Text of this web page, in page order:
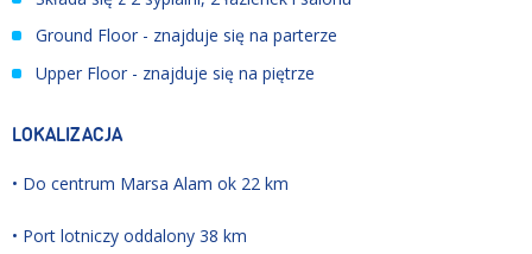
Ground Floor - znajduje się na parterze
Upper Floor - znajduje się na piętrze
LOKALIZACJA
• Do centrum Marsa Alam ok 22 km
• Port lotniczy oddalony 38 km